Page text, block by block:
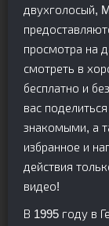
двухголосый,
просмотра на
смотреть в
бесплатно и
вас
знакомыми, а
избранное и
действия
видео!
В 1995 году в